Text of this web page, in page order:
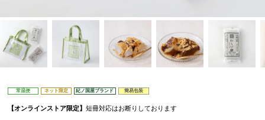
常温便 ネット限定 紀ノ国屋ブランド 簡易包装
【オンラインストア限定】 短冊対応はお断りしております